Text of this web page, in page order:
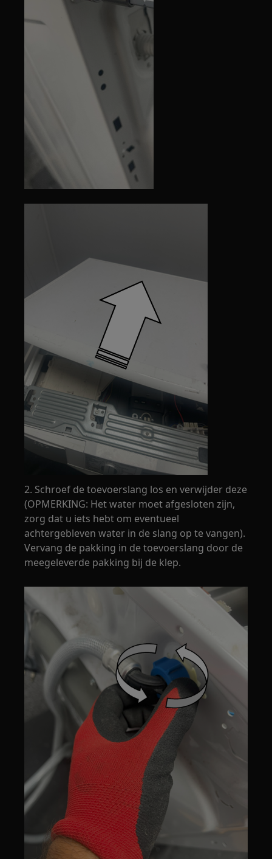
2. Schroef de toevoerslang los en verwijder deze
(OPMERKING: Het water moet afgesloten zijn,
zorg dat u iets hebt om eventueel
achtergebleven water in de slang op te vangen).
Vervang de pakking in de toevoerslang door de
meegeleverde pakking bij de klep.